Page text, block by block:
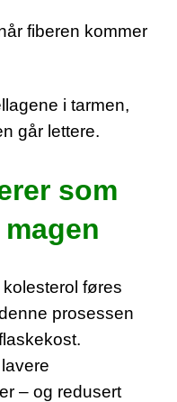
fiberen kommer
i tarmen,
går lettere.
som
føres
prosessen
– og redusert